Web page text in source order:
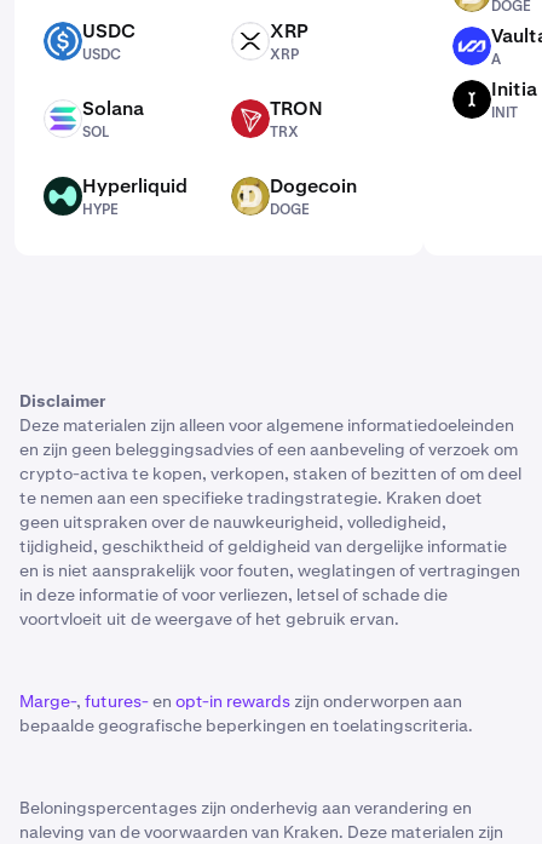
USDC USDC
USDC
XRP XRP
XRP
SOL Solana
SOL
TRX TRON
TRX
HYPE Hyperliquid
HYPE
DOGE Dogecoin
DOGE
DOGE
A
A
Initia
INIT
Disclaimer
Deze materialen zijn alleen voor algemene informatiedoeleinden
en zijn geen beleggingsadvies of een aanbeveling of verzoek om
crypto-activa te kopen, verkopen, staken of bezitten of om deel
te nemen aan een specifieke tradingstrategie. Kraken doet
geen uitspraken over de nauwkeurigheid, volledigheid,
tijdigheid, geschiktheid of geldigheid van dergelijke informatie
en is niet aansprakelijk voor fouten, weglatingen of vertragingen
in deze informatie of voor verliezen, letsel of schade die
voortvloeit uit de weergave of het gebruik ervan.
Marge-, futures-en opt-in rewards zijn onderworpen aan
bepaalde geografische beperkingen en toelatingscriteria.
Beloningspercentages zijn onderhevig aan verandering en
naleving van de voorwaarden van Kraken. Deze materialen zijn